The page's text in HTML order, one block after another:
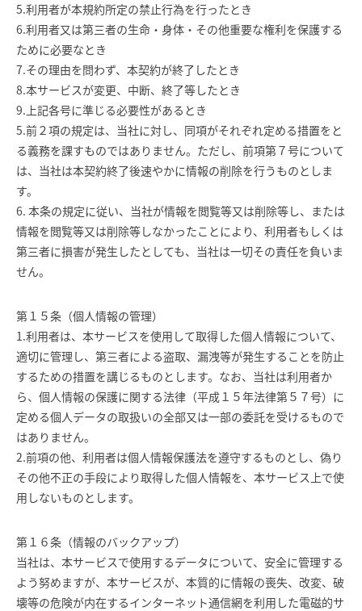
5.利用者が本規約所定の禁止行為を行ったとき
6.利用者又は第三者の生命・身体・その他重要な権利を保護する
ために必要なとき
7.その理由を問わず、本契約が終了したとき
8.本サービスが変更、中断、終了等したとき
9.上記各号に準じる必要性があるとき
5.前２項の規定は、当社に対し、同項がそれぞれ定める措置をと
る義務を課すものではありません。ただし、前項第７号について
は、当社は本契約終了後速やかに情報の削除を行うものとしま
す。
6. 本条の規定に従い、当社が情報を閲覧等又は削除等し、または
情報を閲覧等又は削除等しなかったことにより、利用者もしくは
第三者に損害が発生したとしても、当社は一切その責任を負いま
せん。
第１５条（個人情報の管理）
1.利用者は、本サービスを使用して取得した個人情報について、
適切に管理し、第三者による盗取、漏洩等が発生することを防止
するための措置を講じるものとします。なお、当社は利用者か
ら、個人情報の保護に関する法律（平成１５年法律第５７号）に
定める個人データの取扱いの全部又は一部の委託を受けるもので
はありません。
2.前項の他、利用者は個人情報保護法を遵守するものとし、偽り
その他不正の手段により取得した個人情報を、本サービス上で使
用しないものとします。
第１６条（情報のバックアップ）
当社は、本サービスで使用するデータについて、安全に管理する
よう努めますが、本サービスが、本質的に情報の喪失、改変、破
壊等の危険が内在するインターネット通信網を利用した電磁的サ